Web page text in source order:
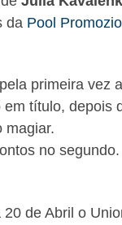
da Pool
primeira vez
título, depois
magiar.
no
de Abril o